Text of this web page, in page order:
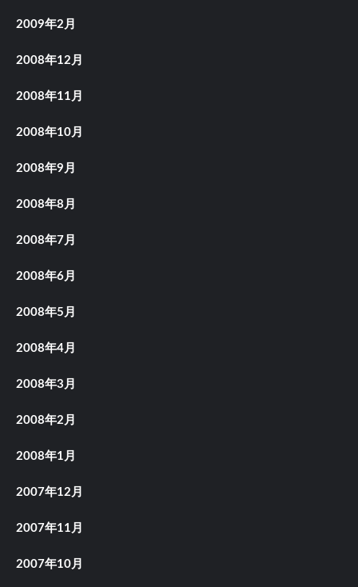
2009年2月
2008年12月
2008年11月
2008年10月
2008年9月
2008年8月
2008年7月
2008年6月
2008年5月
2008年4月
2008年3月
2008年2月
2008年1月
2007年12月
2007年11月
2007年10月